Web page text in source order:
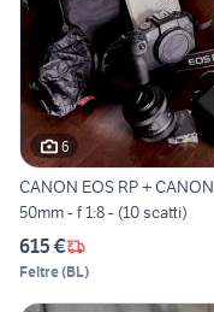
6
CANON EOS RP + CANON
50mm - f 1:8 - (10 scatti)
615 €
Feltre(BL)